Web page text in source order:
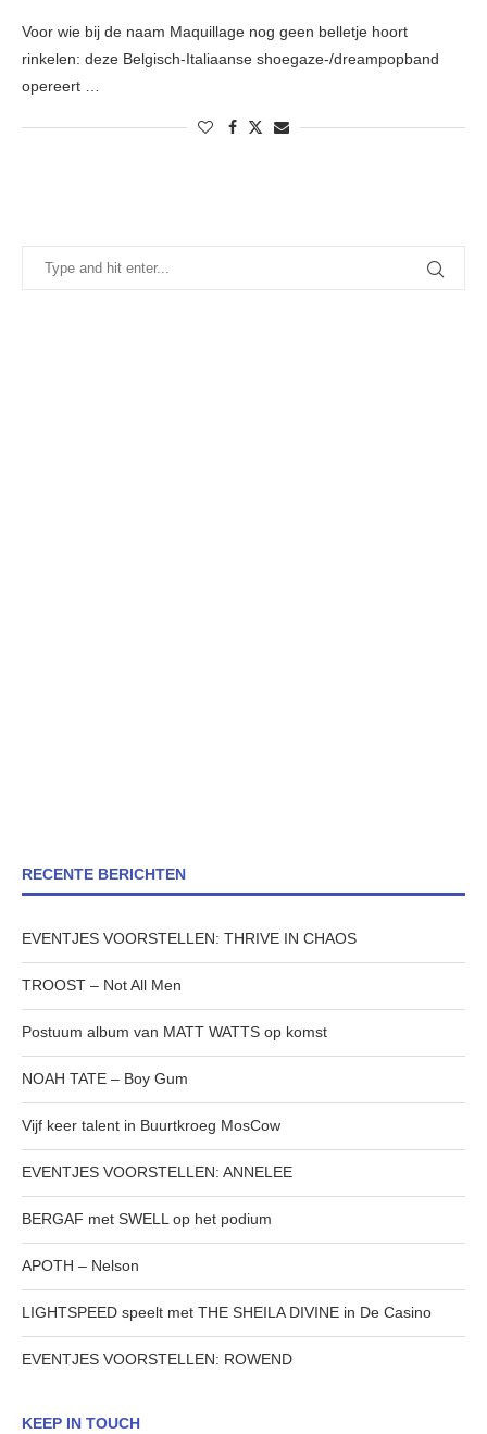
Voor wie bij de naam Maquillage nog geen belletje hoort
rinkelen: deze Belgisch-Italiaanse shoegaze-/dreampopband
opereert …
RECENTE BERICHTEN
EVENTJES VOORSTELLEN: THRIVE IN CHAOS
TROOST – Not All Men
Postuum album van MATT WATTS op komst
NOAH TATE – Boy Gum
Vijf keer talent in Buurtkroeg MosCow
EVENTJES VOORSTELLEN: ANNELEE
BERGAF met SWELL op het podium
APOTH – Nelson
LIGHTSPEED speelt met THE SHEILA DIVINE in De Casino
EVENTJES VOORSTELLEN: ROWEND
KEEP IN TOUCH